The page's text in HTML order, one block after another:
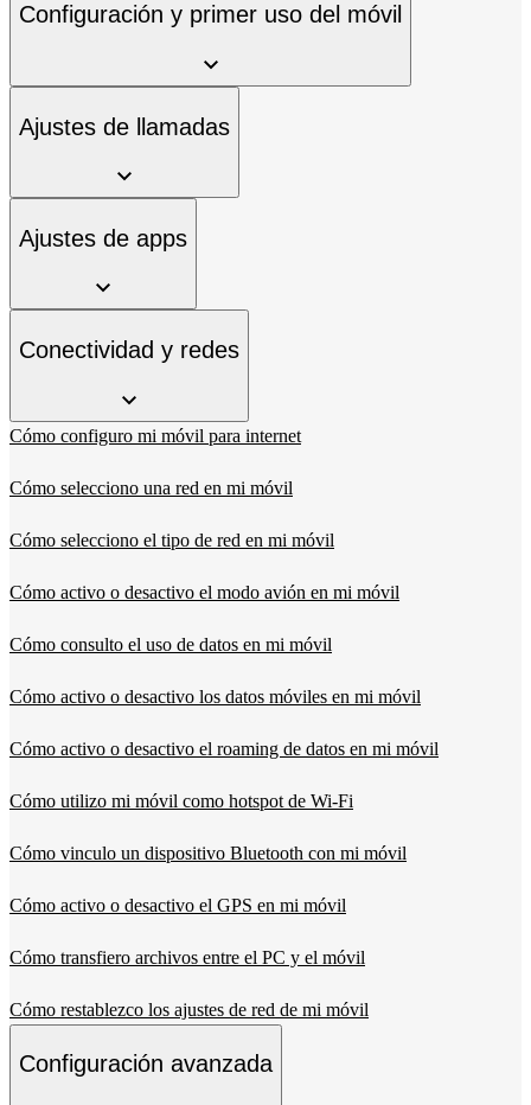
Configuración y primer uso del móvil
Ajustes de llamadas
Ajustes de apps
Conectividad y redes
Cómo configuro mi móvil para internet
Cómo selecciono una red en mi móvil
Cómo selecciono el tipo de red en mi móvil
Cómo activo o desactivo el modo avión en mi móvil
Cómo consulto el uso de datos en mi móvil
Cómo activo o desactivo los datos móviles en mi móvil
Cómo activo o desactivo el roaming de datos en mi móvil
Cómo utilizo mi móvil como hotspot de Wi-Fi
Cómo vinculo un dispositivo Bluetooth con mi móvil
Cómo activo o desactivo el GPS en mi móvil
Cómo transfiero archivos entre el PC y el móvil
Cómo restablezco los ajustes de red de mi móvil
Configuración avanzada